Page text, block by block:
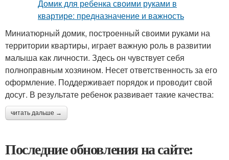
Миниатюрный домик, построенный своими руками на
территории квартиры, играет важную роль в развитии
малыша как личности. Здесь он чувствует себя
полноправным хозяином. Несет ответственность за его
оформление. Поддерживает порядок и проводит свой
досуг. В результате ребенок развивает такие качества:
читать дальше →
Последние обновления на сайте: